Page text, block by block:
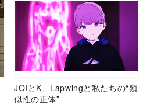
JOIとK、Lapwingと私たちの“類
似性の正体”